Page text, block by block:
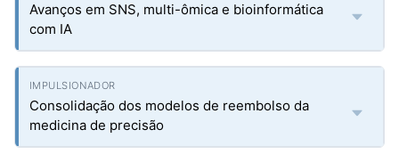
Avanços em SNS, multi-ômica e bioinformática
com IA
Consolidação dos modelos de reembolso da
medicina de precisão